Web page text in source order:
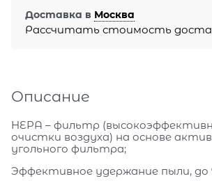
Доставка в Москва
Рассчитать стоимость
Описание
HEPA – фильтр
очистки воздуха) на основе
угольного фильтра;
Эффективное удержание пыли, до